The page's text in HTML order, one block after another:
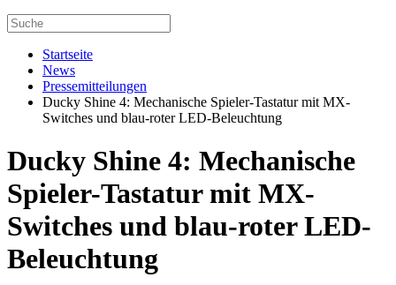
Startseite
News
Pressemitteilungen
Ducky Shine 4: Mechanische Spieler-Tastatur mit MX-
Switches und blau-roter LED-Beleuchtung
Ducky Shine 4: Mechanische
Spieler-Tastatur mit MX-
Switches und blau-roter LED-
Beleuchtung